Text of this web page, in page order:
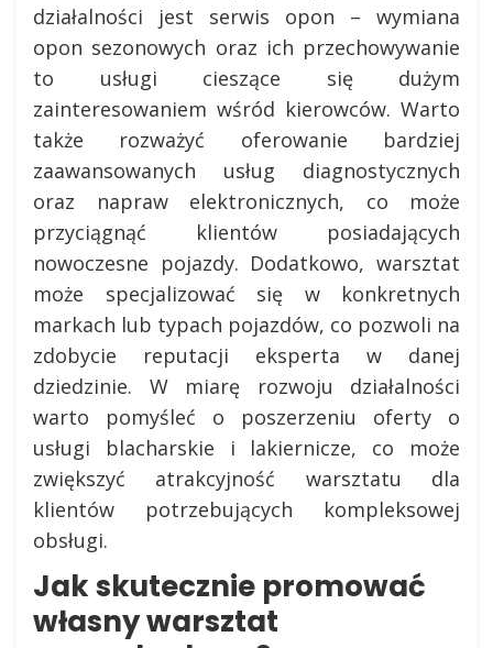
działalności jest serwis opon – wymiana
opon sezonowych oraz ich przechowywanie
to usługi cieszące się dużym
zainteresowaniem wśród kierowców. Warto
także rozważyć oferowanie bardziej
zaawansowanych usług diagnostycznych
oraz napraw elektronicznych, co może
przyciągnąć klientów posiadających
nowoczesne pojazdy. Dodatkowo, warsztat
może specjalizować się w konkretnych
markach lub typach pojazdów, co pozwoli na
zdobycie reputacji eksperta w danej
dziedzinie. W miarę rozwoju działalności
warto pomyśleć o poszerzeniu oferty o
usługi blacharskie i lakiernicze, co może
zwiększyć atrakcyjność warsztatu dla
klientów potrzebujących kompleksowej
obsługi.
Jak skutecznie promować
własny warsztat